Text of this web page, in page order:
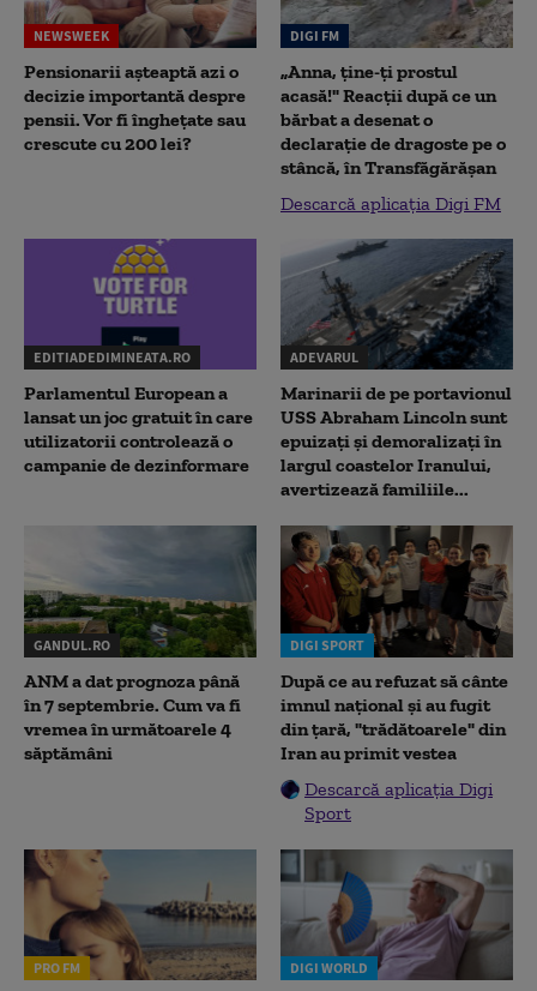
NEWSWEEK
Pensionarii așteaptă azi o
decizie importantă despre
pensii. Vor fi înghețate sau
crescute cu 200 lei?
DIGI FM
„Anna, ţine-ţi prostul
acasă!" Reacţii după ce un
bărbat a desenat o
declaraţie de dragoste pe o
stâncă, în Transfăgărăşan
Descarcă aplicația Digi FM
EDITIADEDIMINEATA.RO
Parlamentul European a
lansat un joc gratuit în care
utilizatorii controlează o
campanie de dezinformare
ADEVARUL
Marinarii de pe portavionul
USS Abraham Lincoln sunt
epuizați și demoralizați în
largul coastelor Iranului,
avertizează familiile...
GANDUL.RO
ANM a dat prognoza până
în 7 septembrie. Cum va fi
vremea în următoarele 4
săptămâni
DIGI SPORT
După ce au refuzat să cânte
imnul naţional şi au fugit
din ţară, "trădătoarele" din
Iran au primit vestea
Descarcă aplicația Digi
Sport
PRO FM DIGI WORLD